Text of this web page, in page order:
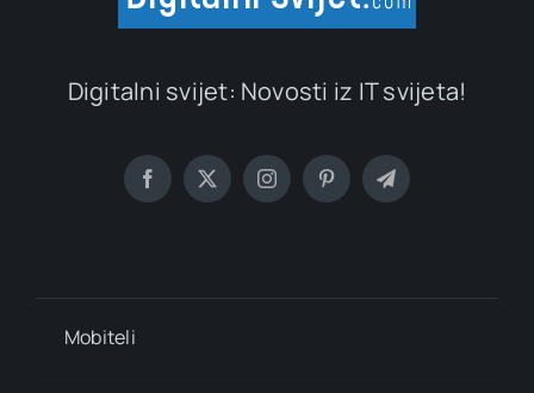
Digitalni svijet: Novosti iz IT svijeta!
Mobiteli